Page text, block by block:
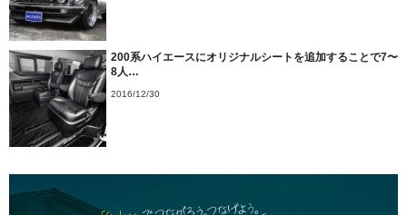
200系ハイエースにオリジナルシートを追加することで7〜
8人…
2016/12/30